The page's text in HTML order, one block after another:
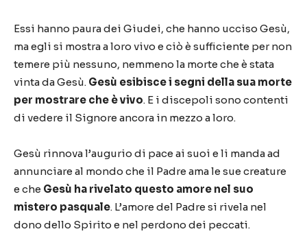
Essi hanno paura dei Giudei, che hanno ucciso Gesù,
ma egli si mostra a loro vivo e ciò è sufficiente per non
temere più nessuno, nemmeno la morte che è stata
vinta da Gesù. Gesù esibisce i segni della sua morte
per mostrare che è vivo. E i discepoli sono contenti
di vedere il Signore ancora in mezzo a loro.
Gesù rinnova l’augurio di pace ai suoi e li manda ad
annunciare al mondo che il Padre ama le sue creature
e che Gesù ha rivelato questo amore nel suo
mistero pasquale. L’amore del Padre si rivela nel
dono dello Spirito e nel perdono dei peccati.